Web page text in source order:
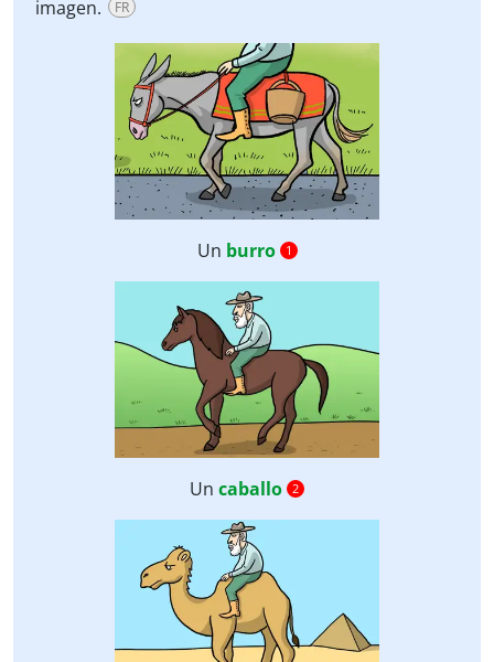
imagen.
FR
Un burro 1
Un caballo 2